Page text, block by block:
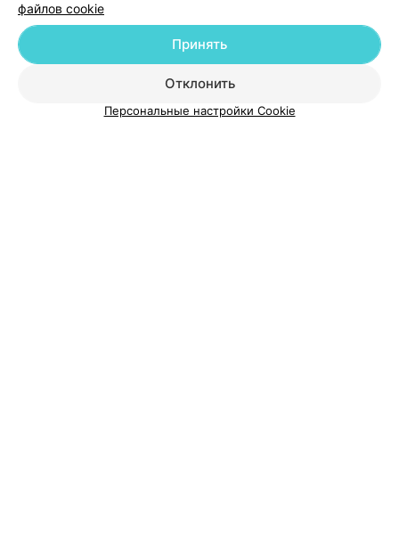
Добавить специалиста
файлов cookie
Отклонить
Принять
Персональные настройки Cookie